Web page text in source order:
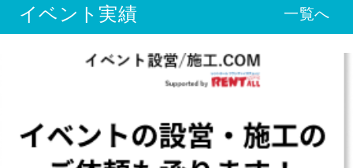
イベント実績 一覧へ